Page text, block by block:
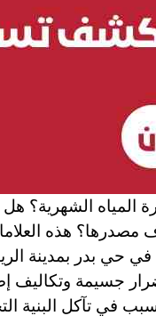
المياه الشهرية؟
مصدرها؟ هذه
حي بدر بمدينة
جسيمة
في تآكل البنية